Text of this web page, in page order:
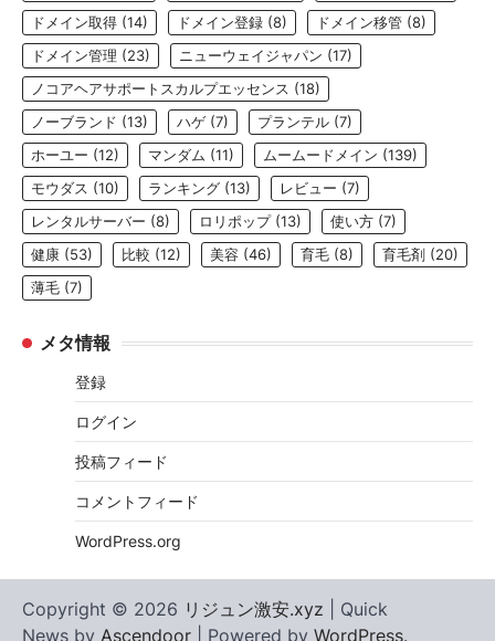
ドメイン取得 (14) ドメイン登録 (8) ドメイン移管 (8)
ドメイン管理 (23) ニューウェイジャパン (17)
ノコアヘアサポートスカルプエッセンス (18)
ノーブランド (13) ハゲ (7) プランテル (7)
ホーユー (12) マンダム (11) ムームードメイン (139)
モウダス (10) ランキング (13) レビュー (7)
レンタルサーバー (8) ロリポップ(13) 使い方 (7)
健康 (53) 比較 (12) 美容 (46) 育毛 (8) 育毛剤 (20)
薄毛 (7)
メタ情報
登録
ログイン
投稿フィード
コメントフィード
WordPress.org
Copyright © 2026 リジュン激安.xyz | Quick
News by Ascendoor | Powered by WordPress.